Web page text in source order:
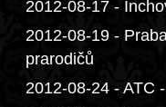
2012-08-17 -
2012-08-19 -
prarodičů
2012-08-24 - ATC